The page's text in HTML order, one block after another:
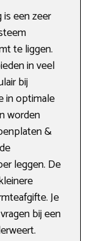
een zeer
te liggen.
in veel
bij
in optimale
worden
&
leggen. De
Je
bij een